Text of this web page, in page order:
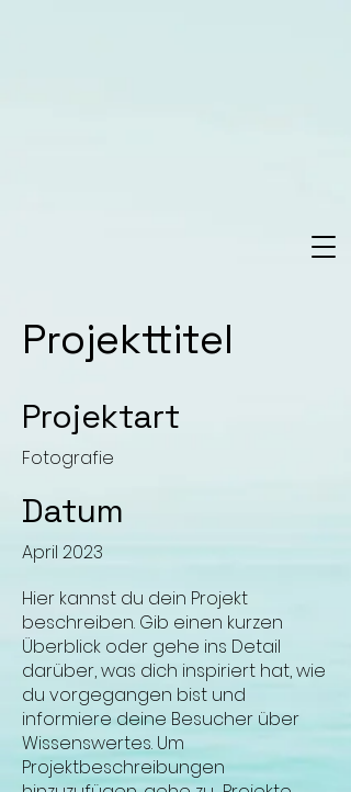
Projekttitel
Projektart
Fotografie
Datum
April 2023
Hier kannst du dein Projekt
beschreiben. Gib einen kurzen
Überblick oder gehe ins Detail
darüber, was dich inspiriert hat, wie
du vorgegangen bist und
informiere deine Besucher über
Wissenswertes. Um
Projektbeschreibungen